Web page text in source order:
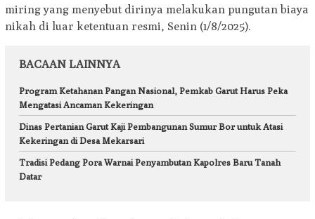
miring yang menyebut dirinya melakukan pungutan biaya
nikah di luar ketentuan resmi, Senin (1/8/2025).
BACAAN LAINNYA
Program Ketahanan Pangan Nasional, Pemkab Garut Harus Peka
Mengatasi Ancaman Kekeringan
Dinas Pertanian Garut Kaji Pembangunan Sumur Bor untuk Atasi
Kekeringan di Desa Mekarsari
Tradisi Pedang Pora Warnai Penyambutan Kapolres Baru Tanah
Datar